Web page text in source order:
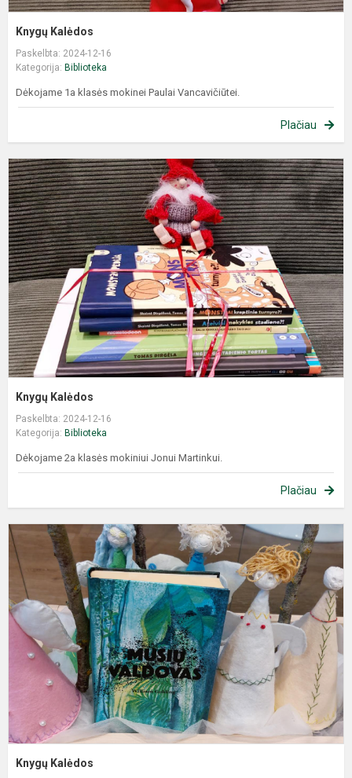
Knygų Kalėdos
Paskelbta: 2024-12-16
Kategorija: Biblioteka
Dėkojame 1a klasės mokinei Paulai Vancavičiūtei.
Plačiau
Knygų Kalėdos
Paskelbta: 2024-12-16
Kategorija: Biblioteka
Dėkojame 2a klasės mokiniui Jonui Martinkui.
Plačiau
Knygų Kalėdos